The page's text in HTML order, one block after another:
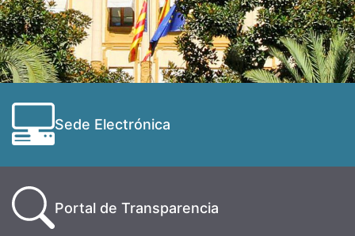
Sede Electrónica
Portal de Transparencia